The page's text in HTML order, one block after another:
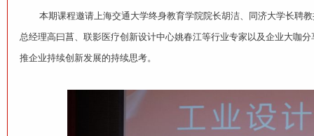
本期课程邀请上海交通大学终身教育学院院长胡洁、同济大学长聘教
总经理高曰菖、联影医疗创新设计中心姚春江等行业专家以及企业大咖
推企业持续创新发展的持续思考。